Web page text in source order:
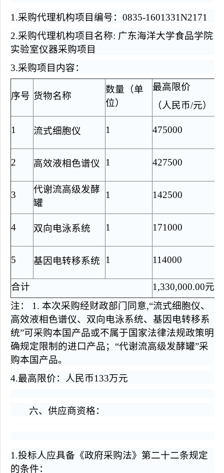
1.采购代理机构项目编号：0835-1601331N2171
2.采购代理机构项目名称: 广东海洋大学食品学院
实验室仪器采购项目
3.采购项目内容：
序号 货物名称
数量（单
位）
最高限价
（人民币/元）
1 流式细胞仪 1 475000
2 高效液相色谱仪 1 427500
3
代谢流高级发酵
罐
1 142500
4 双向电泳系统 1 171000
5 基因电转移系统 1 114000
合计
1,330,000.00元
注： 1. 本次采购经财政部门同意,“流式细胞仪、
高效液相色谱仪、双向电泳系统、基因电转移系
统”可采购本国产品或不属于国家法律法规政策明
确规定限制的进口产品；“代谢流高级发酵罐”采
购本国产品。
4.最高限价：人民币133万元
六、供应商资格：
1.投标人应具备《政府采购法》第二十二条规定
的条件：